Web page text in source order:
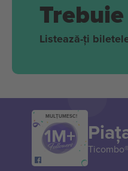
Listează-ți
MULȚUMESC!